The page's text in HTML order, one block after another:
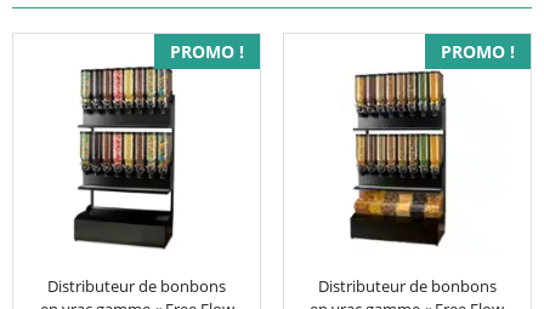
PROMO !
Distributeur de bonbons
PROMO !
Distributeur de bonbons